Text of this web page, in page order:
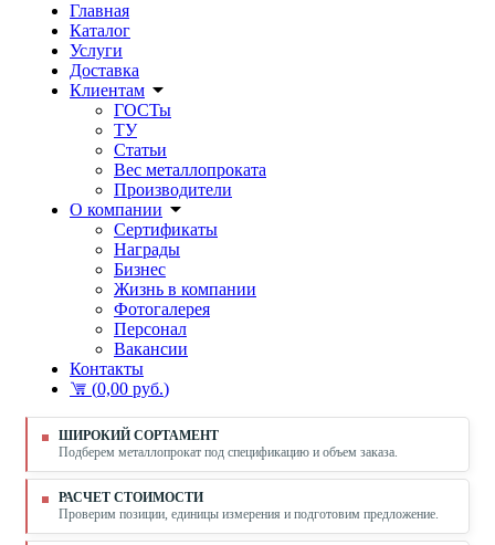
Главная
Каталог
Услуги
Доставка
Клиентам
ГОСТы
ТУ
Статьи
Вес металлопроката
Производители
О компании
Сертификаты
Награды
Бизнес
Жизнь в компании
Фотогалерея
Персонал
Вакансии
Контакты
(0,00 руб.)
ШИРОКИЙ СОРТАМЕНТ
Подберем металлопрокат под спецификацию и объем заказа.
РАСЧЕТ СТОИМОСТИ
Проверим позиции, единицы измерения и подготовим предложение.